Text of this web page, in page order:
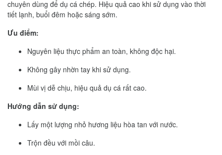
chuyên dùng để dụ cá chép. Hiệu quả cao khi sử dụng vào thời
tiết lạnh, buổi đêm hoặc sáng sớm.
Ưu điểm:
Nguyên liệu thực phẩm an toàn, không độc hại.
Không gây nhờn tay khi sử dụng.
Mùi vị dễ chịu, hiệu quả dụ cá rất cao.
Hướng dẫn sử dụng:
Lấy một lượng nhỏ hương liệu hòa tan với nước.
Trộn đều với mồi câu.